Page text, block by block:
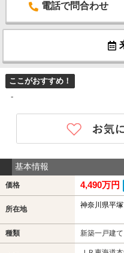
電話で問合わせ
ここがおすすめ！
-
基本情報
価格 4,490万円
所在地 神奈川県平
種類 新築一戸建て